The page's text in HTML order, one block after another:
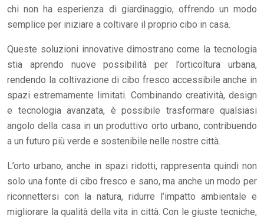
chi non ha esperienza di giardinaggio, offrendo un modo
semplice per iniziare a coltivare il proprio cibo in casa.
Queste soluzioni innovative dimostrano come la tecnologia
stia aprendo nuove possibilità per l’orticoltura urbana,
rendendo la coltivazione di cibo fresco accessibile anche in
spazi estremamente limitati. Combinando creatività, design
e tecnologia avanzata, è possibile trasformare qualsiasi
angolo della casa in un produttivo orto urbano, contribuendo
a un futuro più verde e sostenibile nelle nostre città.
L’orto urbano, anche in spazi ridotti, rappresenta quindi non
solo una fonte di cibo fresco e sano, ma anche un modo per
riconnettersi con la natura, ridurre l’impatto ambientale e
migliorare la qualità della vita in città. Con le giuste tecniche,